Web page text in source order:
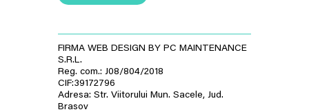
FIRMA WEB DESIGN BY PC MAINTENANCE
S.R.L.
Reg. com.: J08/804/2018
CIF:39172796
Adresa: Str. Viitorului Mun. Sacele, Jud.
Brasov